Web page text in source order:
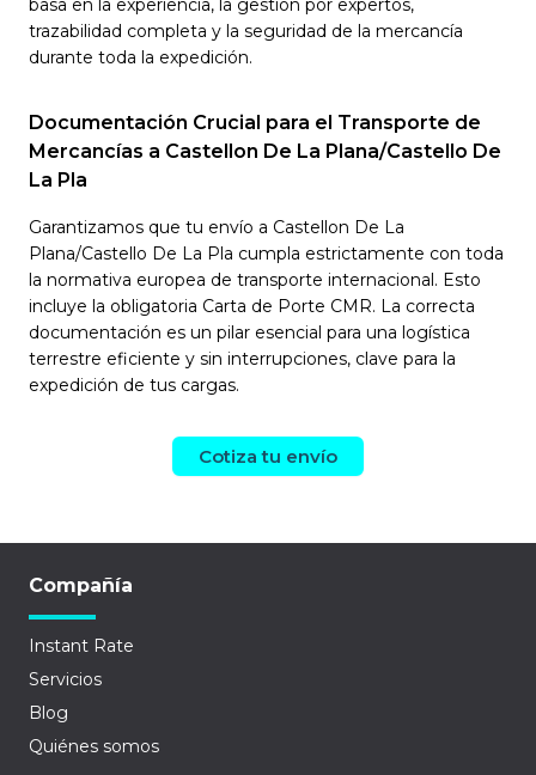
basa en la experiencia, la gestión por expertos,
trazabilidad completa y la seguridad de la mercancía
durante toda la expedición.
Documentación Crucial para el Transporte de
Mercancías a Castellon De La Plana/Castello De
La Pla
Garantizamos que tu envío a Castellon De La
Plana/Castello De La Pla cumpla estrictamente con toda
la normativa europea de transporte internacional. Esto
incluye la obligatoria Carta de Porte CMR. La correcta
documentación es un pilar esencial para una logística
terrestre eficiente y sin interrupciones, clave para la
expedición de tus cargas.
Cotiza tu envío
Compañía
Instant Rate
Servicios
Blog
Quiénes somos